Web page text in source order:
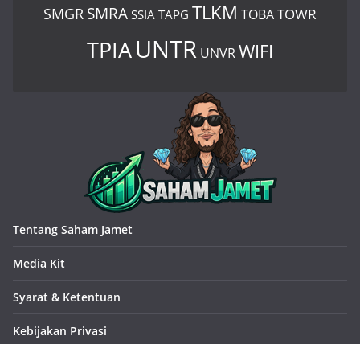
SMGR SMRA SSIA TAPG TLKM TOBATOWR
TPIAUNTR UNVRWIFI
Tentang Saham Jamet
Media Kit
Syarat & Ketentuan
Kebijakan Privasi